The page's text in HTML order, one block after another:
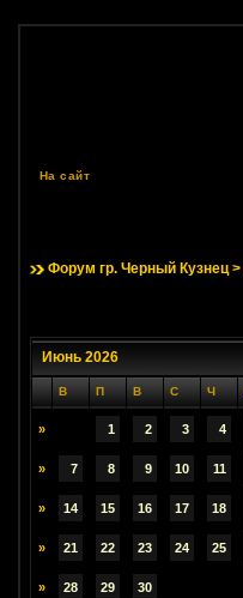
На сайт
Форум гр. Черный Кузнец>
Июнь 2026
В П В С Ч
» 1 2 3 4
» 7 8 9 10 11
» 14 15 16 17 18
» 21 22 23 24 25
» 28 29 30